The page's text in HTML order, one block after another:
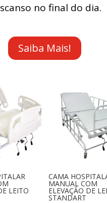
no final do dia.
Saiba Mais!
LEITO
CAMA
MANUAL COM
ELEVAÇÃO DE
STANDART